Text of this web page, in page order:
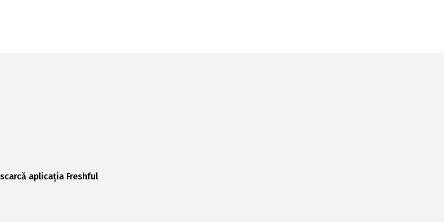
aplicația Freshful